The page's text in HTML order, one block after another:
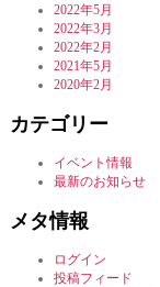
2022年5月
2022年3月
2022年2月
2021年5月
2020年2月
カテゴリー
イベント情報
最新のお知らせ
メタ情報
ログイン
投稿フィード